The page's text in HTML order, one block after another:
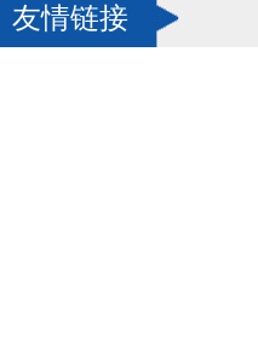
友情链接